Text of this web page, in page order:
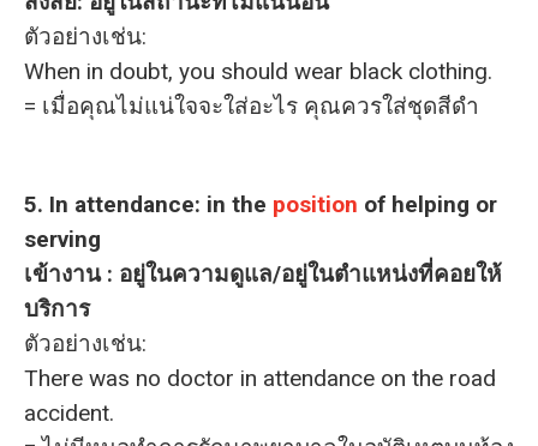
ตัวอย่างเช่น:
When in doubt, you should wear black clothing.
= เมื่อคุณไม่แน่ใจจะใส่อะไร คุณควรใส่ชุดสีดำ
5. In attendance: in the position of helping or
serving
เข้างาน : อยู่ในความดูแล/อยู่ในตำแหน่งที่คอยให้
บริการ
ตัวอย่างเช่น:
There was no doctor in attendance on the road
accident.